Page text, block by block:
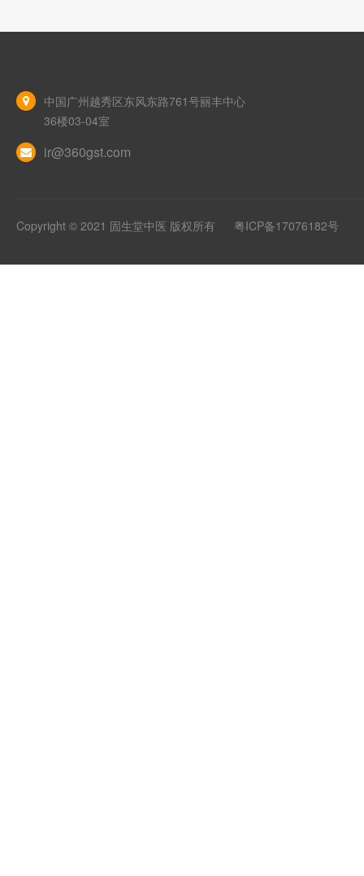
中国广州越秀区东风东路761号丽丰中心
36楼03-04室
ir@360gst.com
Copyright © 2021 固生堂中医 版权所有 粤ICP备17076182号